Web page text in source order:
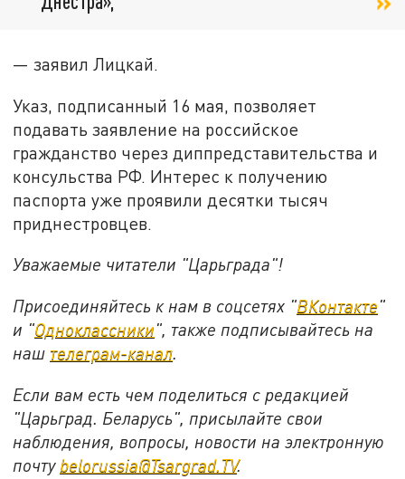
— заявил Лицкай.
Указ, подписанный 16 мая, позволяет
подавать заявление на российское
гражданство через диппредставительства и
консульства РФ. Интерес к получению
паспорта уже проявили десятки тысяч
приднестровцев.
Уважаемые читатели "Царьграда"!
Присоединяйтесь к нам в соцсетях "ВКонтакте"
и "Одноклассники", также подписывайтесь на
наш телеграм-канал.
Если вам есть чем поделиться с редакцией
"Царьград. Беларусь", присылайте свои
наблюдения, вопросы, новости на электронную
почту belorussia@Tsargrad.TV.